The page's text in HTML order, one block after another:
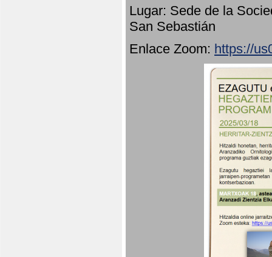
Lugar: Sede de la
San Sebastián
Enlace Zoom: https://